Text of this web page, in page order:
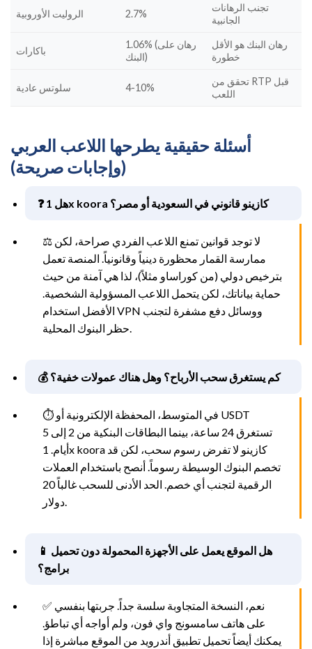
الروليت الأوروبية 2.7%
تجنب الرهانات
الجانبية
باكارات
1.06% (رهان على
البنك)
رهان البنك هو الأقل
خطورة
سلوتس عادية 4-10%
تحقق من RTP قبل
اللعب
أسئلة حقيقية يطرحها اللاعب العربي
(وإجابات صريحة)
❓ هل 1x koora كازينو قانوني في السعودية أو مصر؟
⚖️ لا توجد قوانين تمنع اللاعب الفردي صراحة، لكن
ممارسة القمار محظورة دينياً وقانونياً. المنصة تعمل
بترخيص دولي (من كوراساو مثلاً)، لذا هي آمنة من حيث
حماية بياناتك، لكن يتحمل اللاعب المسؤولية الشخصية.
الأفضل استخدام VPN ووسائل دفع مشفرة لتجنب
حظر البنوك المحلية.
💰 كم يستغرق سحب الأرباح؟ وهل هناك عمولات خفية؟
⏱️ في المتوسط، المحفظة الإلكترونية أو USDT
تستغرق 24 ساعة، بينما البطاقات البنكية من 2 إلى 5
أيام. 1x koora كازينو لا تفرض رسوم سحب، لكن قد
تخصم البنوك الوسيطة رسوماً. أنصح باستخدام العملات
الرقمية لتجنب أي خصم. الحد الأدنى للسحب غالباً 20
دولار.
📱 هل الموقع يعمل على الأجهزة المحمولة دون تحميل
برامج؟
✅ نعم، النسخة المتجاوبة سلسة جداً. جربتها بنفسي
على هاتف سامسونج واي فون، ولم أواجه أي تباطؤ.
يمكنك أيضاً تحميل تطبيق أندرويد من الموقع مباشرة إذا